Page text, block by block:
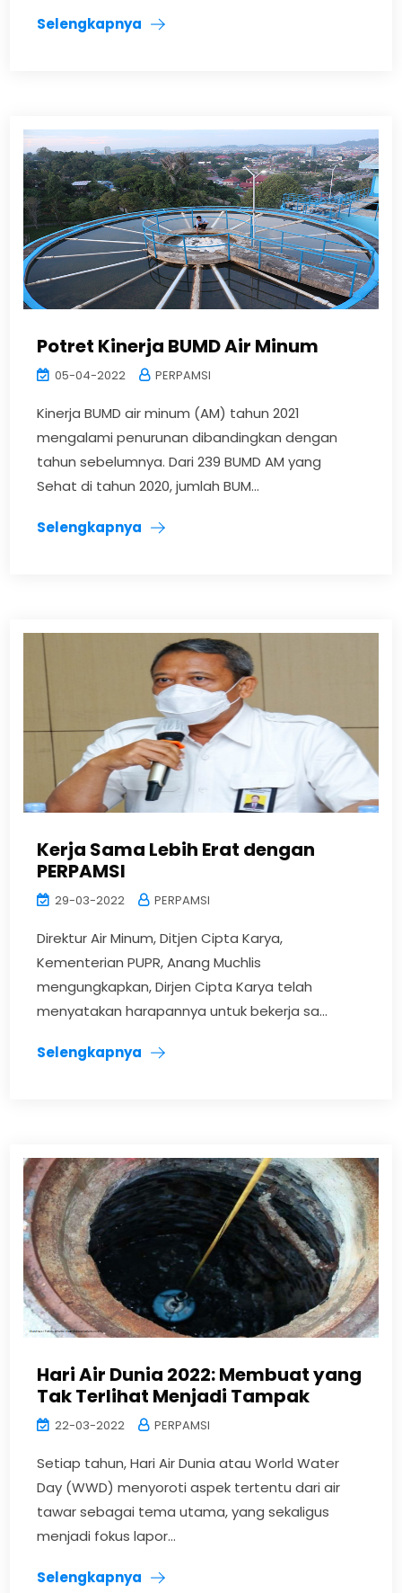
Selengkapnya
Potret Kinerja BUMD Air Minum
05-04-2022 PERPAMSI
Kinerja BUMD air minum (AM) tahun 2021
mengalami penurunan dibandingkan dengan
tahun sebelumnya. Dari 239 BUMD AM yang
Sehat di tahun 2020, jumlah BUM...
Selengkapnya
Kerja Sama Lebih Erat dengan
PERPAMSI
29-03-2022 PERPAMSI
Direktur Air Minum, Ditjen Cipta Karya,
Kementerian PUPR, Anang Muchlis
mengungkapkan, Dirjen Cipta Karya telah
menyatakan harapannya untuk bekerja sa...
Selengkapnya
Hari Air Dunia 2022: Membuat yang
Tak Terlihat Menjadi Tampak
22-03-2022 PERPAMSI
Setiap tahun, Hari Air Dunia atau World Water
Day (WWD) menyoroti aspek tertentu dari air
tawar sebagai tema utama, yang sekaligus
menjadi fokus lapor...
Selengkapnya